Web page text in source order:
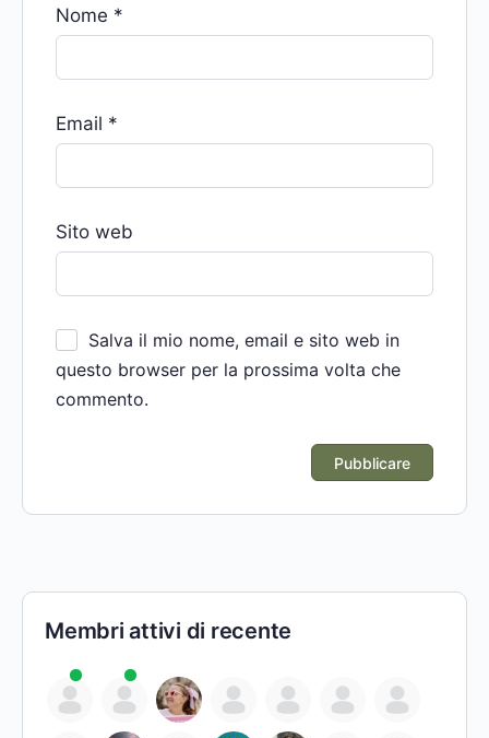
Nome *
Email *
Sito web
Salva il mio nome, email e sito web in
questo browser per la prossima volta che
commento.
Membri attivi di recente